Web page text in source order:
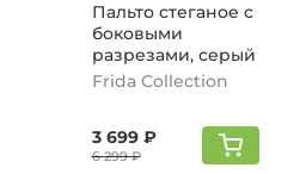
Пальто стеганое с
боковыми
разрезами, серый
Frida Collection
3 699 ₽
6 299 ₽